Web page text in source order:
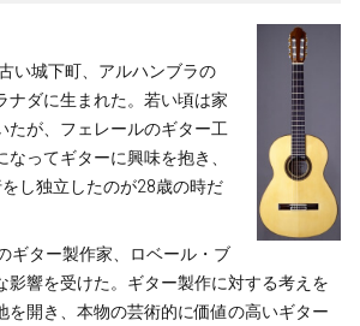
い城下町、アルハンブラの
ナダに生まれた。若い頃は家
たが、フェレールのギター工
ってギターに興味を抱き、
し独立したのが28歳の時だ
ギター製作家、ロベール・ブ
影響を受けた。ギター製作に対する考えを
を開き、本物の芸術的に価値の高いギター